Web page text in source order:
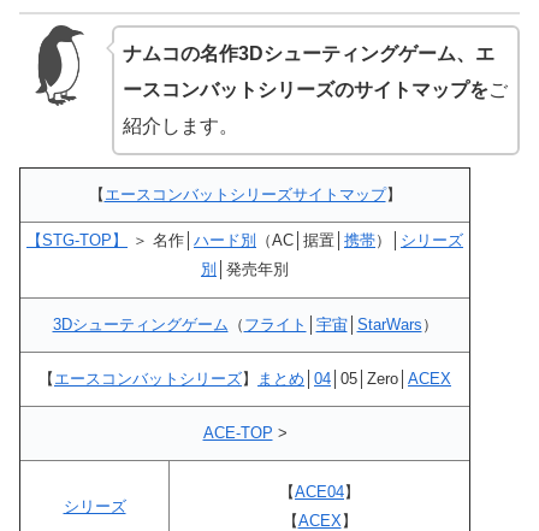
ナムコの名作3Dシューティングゲーム、エ
ースコンバットシリーズのサイトマップをご
紹介します。
【エースコンバットシリーズサイトマップ】
【STG-TOP】 ＞ 名作│ ハード別 （AC│据置│ 携帯）│ シリーズ
別 │発売年別
3Dシューティングゲーム （ フライト 宇宙│ StarWars ）
【エースコンバットシリーズ】 まとめ 04 │05│Zero│ ACEX
ACE-TOP >
シリーズ
【ACE04】
【ACEX】